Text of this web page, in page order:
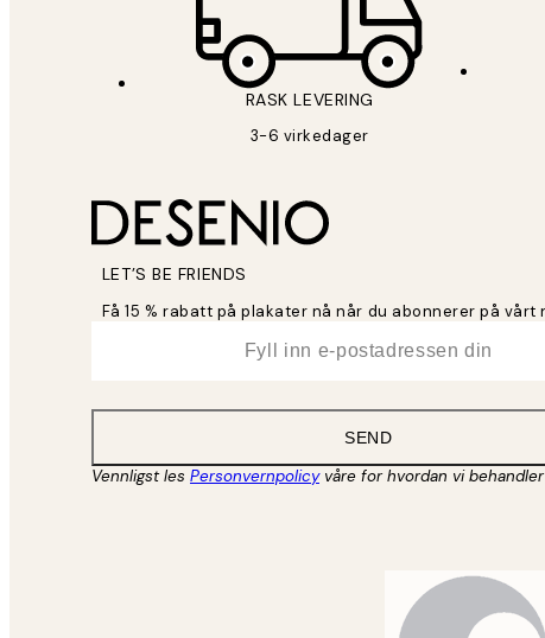
RASK LEVERING
3-6 virkedager
LET’S BE FRIENDS
Få 15 % rabatt på plakater nå når du abonnerer på vårt
SEND
Vennligst les Personvernpolicyvåre for hvordan vi